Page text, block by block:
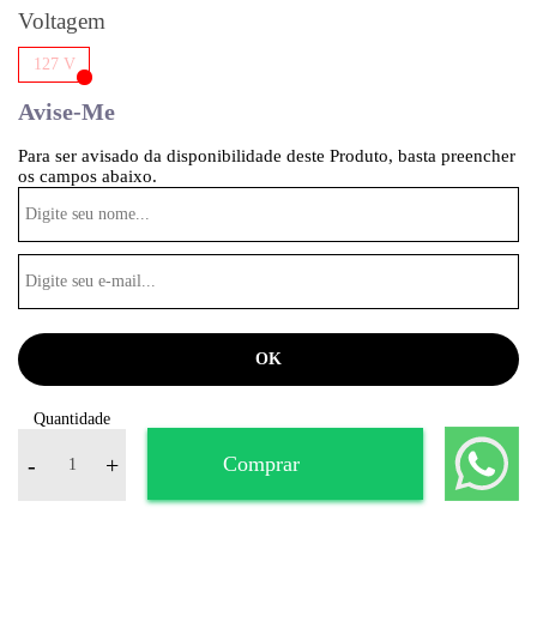
Voltagem
127 V
Avise-Me
Para ser avisado da disponibilidade deste Produto, basta preencher
os campos abaixo.
Quantidade
- + Comprar